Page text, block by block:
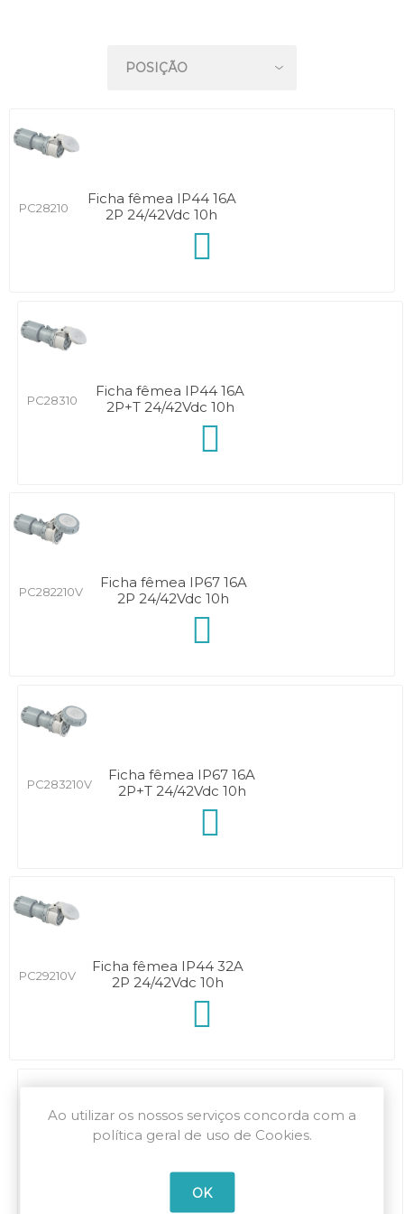
PC28210
Ficha fêmea IP44 16A
2P 24/42Vdc 10h
PC28310
Ficha fêmea IP44 16A
2P+T 24/42Vdc 10h
PC282210V
Ficha fêmea IP67 16A
2P 24/42Vdc 10h
PC283210V
Ficha fêmea IP67 16A
2P+T 24/42Vdc 10h
PC29210V
Ficha fêmea IP44 32A
2P 24/42Vdc 10h
2P+T 24/42Vdc 10h
Ao utilizar os nossos serviços concorda com a
política geral de uso de Cookies.
OK